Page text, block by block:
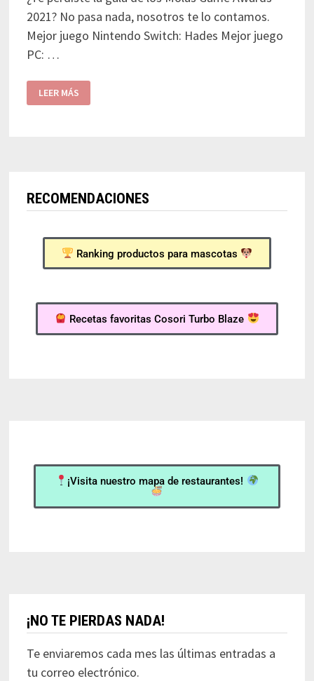
2021? No pasa nada, nosotros te lo contamos.
Mejor juego Nintendo Switch: Hades Mejor juego
PC: …
LEER MÁS
RECOMENDACIONES
Ranking productos para mascotas
Recetas favoritas Cosori Turbo Blaze
¡Visita nuestro mapa de restaurantes!
¡NO TE PIERDAS NADA!
Te enviaremos cada mes las últimas entradas a
tu correo electrónico.